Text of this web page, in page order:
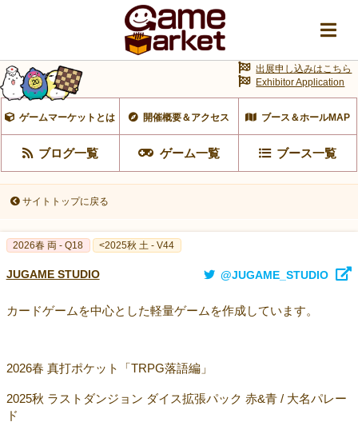
ゲームマーケットとは 開催概要＆アクセス ブース＆ホールMAP
ブログ一覧 ゲーム一覧 ブース一覧
出展申し込みはこちら
Exhibitor Application
サイトトップに戻る
2026春 両 - Q18 <2025秋 土 - V44
JUGAME STUDIO @JUGAME_STUDIO
カードゲームを中心とした軽量ゲームを作成しています。
2026春 真打ポケット「TRPG落語編」
2025秋 ラストダンジョン ダイス拡張パック 赤&青 / 大名パレー
ド